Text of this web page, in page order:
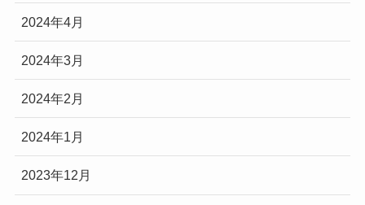
2024年4月
2024年3月
2024年2月
2024年1月
2023年12月